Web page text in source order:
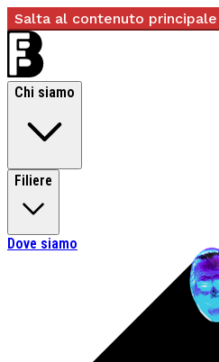
Salta al contenuto principale
Chi siamo
Filiere
Dove siamo